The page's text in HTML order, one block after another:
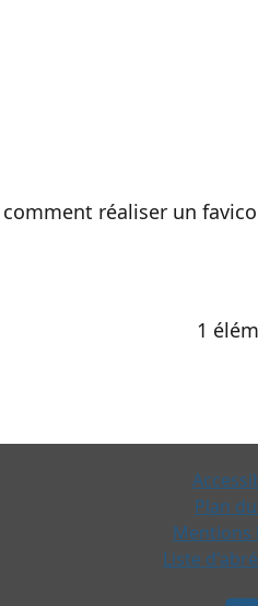
réaliser un
1
Plan
Mentions
Liste